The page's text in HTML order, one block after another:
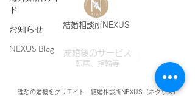
ド
お知らせ
NEXUS Blog
結婚相談所NEXUS
成婚後のサービス
転居、指輪等
理想の婚機をクリエイト 結婚相談所NEXUS（ネクサス）